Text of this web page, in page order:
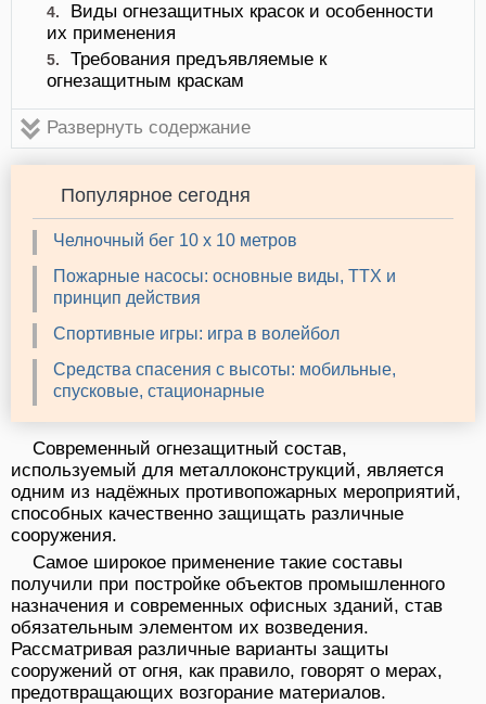
4.
Виды огнезащитных красок и особенности
их применения
5.
Требования предъявляемые к
огнезащитным краскам
Развернуть содержание
Популярное сегодня
Челночный бег 10 х 10 метров
Пожарные насосы: основные виды, ТТХ и
принцип действия
Спортивные игры: игра в волейбол
Средства спасения с высоты: мобильные,
спусковые, стационарные
Современный огнезащитный состав,
используемый для металлоконструкций, является
одним из надёжных противопожарных мероприятий,
способных качественно защищать различные
сооружения.
Самое широкое применение такие составы
получили при постройке объектов промышленного
назначения и современных офисных зданий, став
обязательным элементом их возведения.
Рассматривая различные варианты защиты
сооружений от огня, как правило, говорят о мерах,
предотвращающих возгорание материалов.